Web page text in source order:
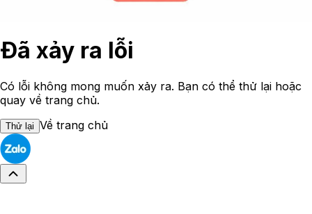
Đã xảy ra lỗi
Có lỗi không mong muốn xảy ra. Bạn có thể thử lại hoặc
quay về trang chủ.
Thử lại Về trang chủ